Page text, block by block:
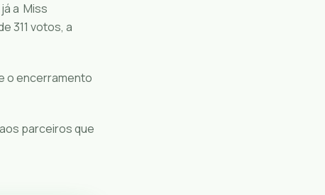
a Miss
311 votos, a
o encerramento
parceiros que